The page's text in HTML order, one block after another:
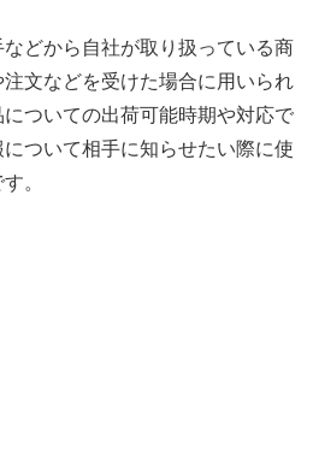
どから自社が取り扱っている商
文などを受けた場合に用いられ
ついての出荷可能時期や対応で
ついて相手に知らせたい際に使
。